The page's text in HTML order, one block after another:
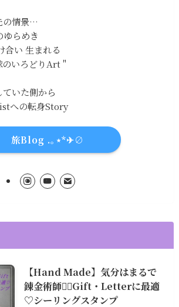
の情景…
らめき
合い 生まれる
のいろどりArt "
いた側から
への転身Story
旅Blog .｡⋆*✈∅
【Hand Made】気分はまるで
錬金術師🧙‍♀️Gift・Letterに最適
♡シーリングスタンプ